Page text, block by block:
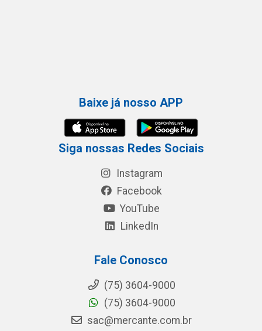
Baixe já nosso APP
Siga nossas Redes Sociais
Instagram
Facebook
YouTube
LinkedIn
Fale Conosco
(75) 3604-9000
(75) 3604-9000
sac@mercante.com.br